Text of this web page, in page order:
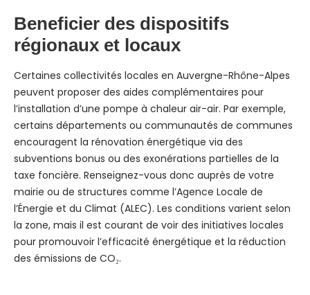
Beneficier des dispositifs
régionaux et locaux
Certaines collectivités locales en Auvergne-Rhône-Alpes
peuvent proposer des aides complémentaires pour
l’installation d’une pompe à chaleur air-air. Par exemple,
certains départements ou communautés de communes
encouragent la rénovation énergétique via des
subventions bonus ou des exonérations partielles de la
taxe foncière. Renseignez-vous donc auprès de votre
mairie ou de structures comme l’Agence Locale de
l’Énergie et du Climat (ALEC). Les conditions varient selon
la zone, mais il est courant de voir des initiatives locales
pour promouvoir l’efficacité énergétique et la réduction
des émissions de CO₂.